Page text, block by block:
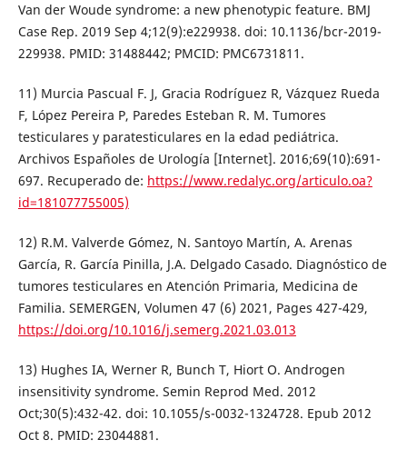
Van der Woude syndrome: a new phenotypic feature. BMJ
Case Rep. 2019 Sep 4;12(9):e229938. doi: 10.1136/bcr-2019-
229938. PMID: 31488442; PMCID: PMC6731811.
11) Murcia Pascual F. J, Gracia Rodríguez R, Vázquez Rueda
F, López Pereira P, Paredes Esteban R. M. Tumores
testiculares y paratesticulares en la edad pediátrica.
Archivos Españoles de Urología [Internet]. 2016;69(10):691-
697. Recuperado de: https://www.redalyc.org/articulo.oa?
id=181077755005)
12) R.M. Valverde Gómez, N. Santoyo Martín, A. Arenas
García, R. García Pinilla, J.A. Delgado Casado. Diagnóstico de
tumores testiculares en Atención Primaria, Medicina de
Familia. SEMERGEN, Volumen 47 (6) 2021, Pages 427-429,
https://doi.org/10.1016/j.semerg.2021.03.013
13) Hughes IA, Werner R, Bunch T, Hiort O. Androgen
insensitivity syndrome. Semin Reprod Med. 2012
Oct;30(5):432-42. doi: 10.1055/s-0032-1324728. Epub 2012
Oct 8. PMID: 23044881.